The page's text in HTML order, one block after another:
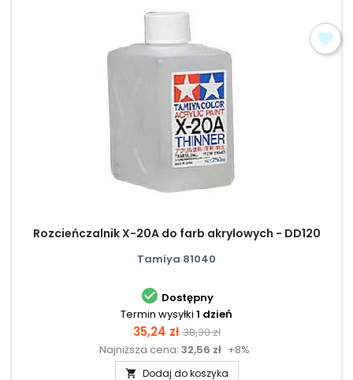
Rozcieńczalnik X-20A do farb akrylowych - DD120
Tamiya 81040
 Dostępny
Termin wysyłki 1 dzień
Cena
35,24 zł Cena
podstawowa
38,30 zł
Najniższa cena: 32,56 zł +8%
 Dodaj do koszyka